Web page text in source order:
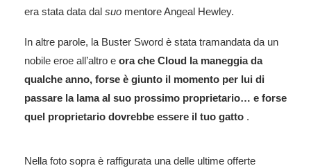
era stata data dal suo mentore Angeal Hewley.
In altre parole, la Buster Sword è stata tramandata da un
nobile eroe all’altro e ora che Cloud la maneggia da
qualche anno, forse è giunto il momento per lui di
passare la lama al suo prossimo proprietario… e forse
quel proprietario dovrebbe essere il tuo gatto .
Nella foto sopra è raffigurata una delle ultime offerte